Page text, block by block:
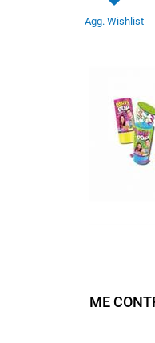
Agg. Wishlist
ME